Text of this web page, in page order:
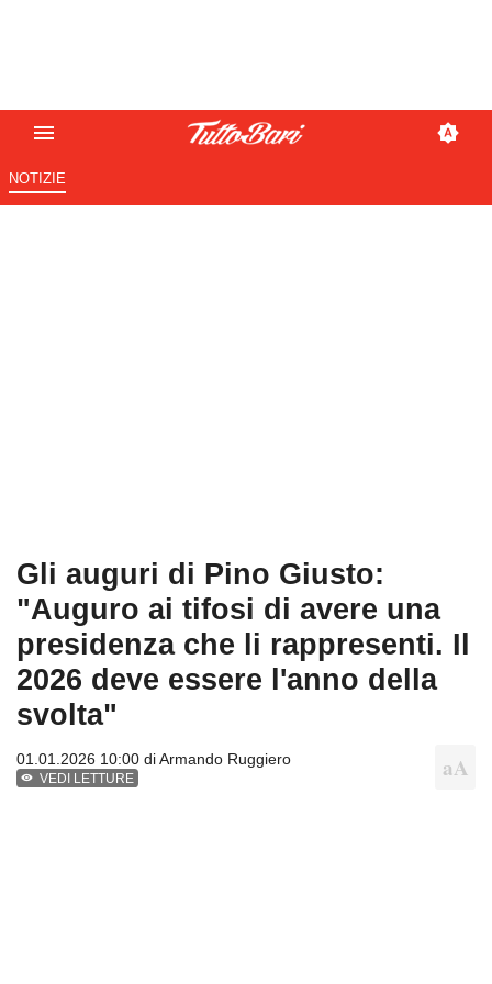
NOTIZIE
Gli auguri di Pino Giusto:
"Auguro ai tifosi di avere una
presidenza che li rappresenti. Il
2026 deve essere l'anno della
svolta"
01.01.2026 10:00 diArmando Ruggiero
VEDI LETTURE